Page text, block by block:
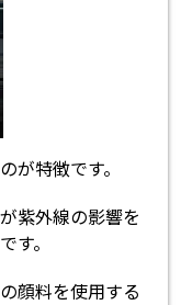
が特徴です。
紫外線の影響を
す。
顔料を使用する